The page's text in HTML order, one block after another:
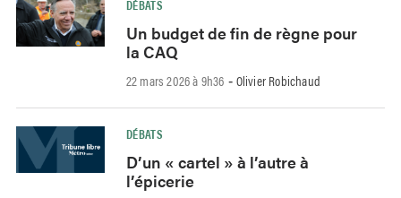
DÉBATS
Un budget de fin de règne pour
la CAQ
22 mars 2026 à 9h36 - Olivier Robichaud
DÉBATS
D’un « cartel » à l’autre à
l’épicerie